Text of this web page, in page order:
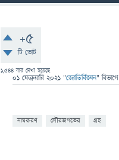
+5
টি ভোট
1,544 বার দেখা হয়েছে
01 ফেব্রুয়ারি 2021 "জ্যোতির্বিজ্ঞান" বিভাগে
নামকরণ সৌরজগতের গ্রহ